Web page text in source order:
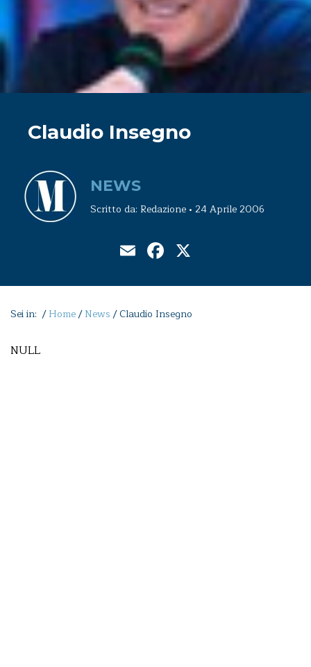
Claudio Insegno
NEWS
Scritto da: Redazione • 24 Aprile 2006
EmailFacebook
Sei in: /Home/News /Claudio Insegno
NULL